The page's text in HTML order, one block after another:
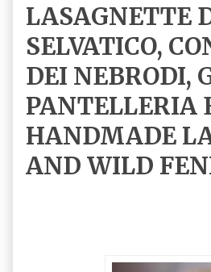
LASAGNETTE
SELVATICO,
DEI NEBRODI,
PANTELLERIA
HANDMADE
AND WILD